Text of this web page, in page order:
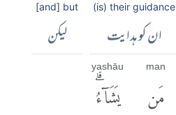
(is) their guidance
ان کو ہدایت
[and] but
لیکن
man
مَن
yashāu
يَشَآءُۗ